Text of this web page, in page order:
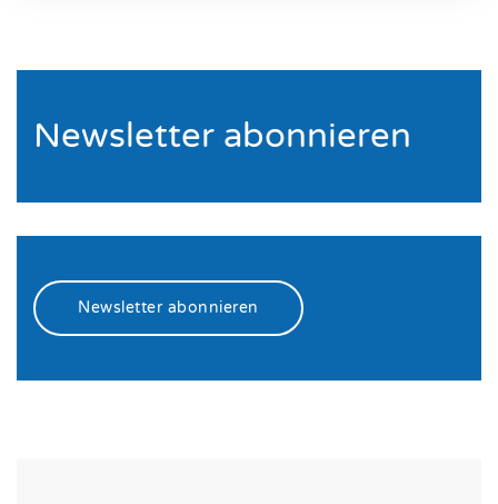
Newsletter abonnieren
Newsletter abonnieren